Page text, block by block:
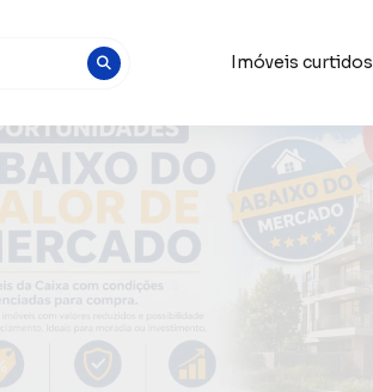
Imóveis curtidos